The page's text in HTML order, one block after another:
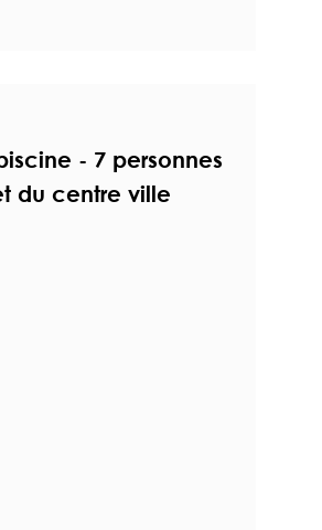
- 7 personnes
du centre ville